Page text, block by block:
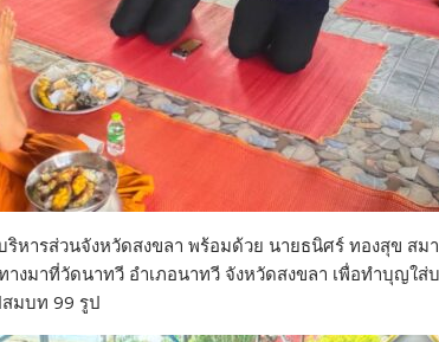
หารส่วนจังหวัดสงขลา พร้อมด้วย นายธนิศร์ ทองสุข สม
างมาที่วัดนาทวี อำเภอนาทวี จังหวัดสงขลา เพื่อทำบุญใส่
มบท 99 รูป